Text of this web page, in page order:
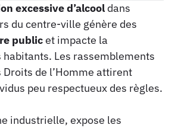
excessive d’alcool dans
du centre-ville génère des
publicet impacte la
habitants. Les rassemblements
Droits de l’Homme attirent
peu respectueux des règles.
industrielle, expose les